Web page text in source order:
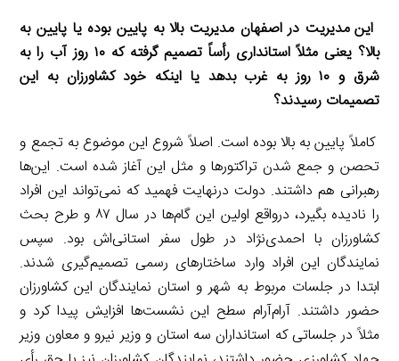
این مدیریت در اصفهان مدیریت بالا به پایین بوده یا پایین به
بالا؟ یعنی مثلاً استانداری رأساً تصمیم گرفته که ۱۰ روز آب را به
شرق و ۱۰ روز به غرب بدهد یا اینکه خود کشاورزان به این
تصمیمات رسیدند؟
کاملاً پایین به بالا بوده است. اصلاً شروع این موضوع به تجمع و
تحصن و جمع شدن تراکتورها و مثل این آغاز شده است. این‌ها
رهبرانی هم داشتند. دولت درنهایت فهمید که نمی‌تواند این افراد
را نادیده بگیرد، درواقع اولین این گام‌ها در سال ۸۷ و طرح بحث
کشاورزان با احمدی‌نژاد در طول سفر استانی‌اش بود. سپس
نمایندگان این افراد وارد ساختارهای رسمی تصمیم‌گیری شدند.
ابتدا در جلسات مربوط به شهر و استان نمایندگان این کشاورزان
حضور داشتند. آرام‌آرام سطح این نشست‌ها افزایش پیدا کرد و
مثلاً در جلساتی که استانداران سه استان و وزیر نیرو و معاون وزیر